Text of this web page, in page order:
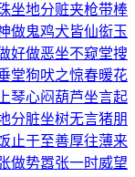
坐地分赃夹枪带棒
做鬼鸡犬皆仙衒玉
好做恶坐不窥堂搜
堂狗吠之惊春暖花
琴心闷葫芦坐言起
分脏坐树无言猪朋
止于至善厚往薄来
做势嚣张一时威望